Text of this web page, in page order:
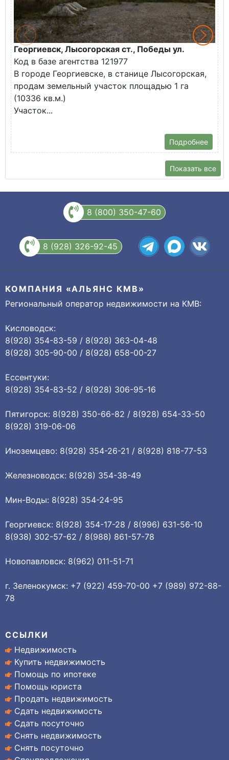
Георгиевск, Лысогорская ст., Победы ул.
Код в базе агентства 121977
В городе Георгиевске, в станице Лысогорская,
продам земельный участок площадью 1 га
(10336 кв.м.)
Участок...
Подробнее
Показать все
8 (800) 350-47-60
8 (928) 326-92-45
КОМПАНИЯ «АЛЬЯНС КМВ»
Региональный оператор недвижимости на КМВ:
Кисловодск:
8(928) 354-83-59 / 8(928) 363-04-48
8(928) 305-90-00 / 8(928) 658-00-27
Ессентуки:
8(928) 354-83-52 / 8(928) 306-95-16
Пятигорск: 8(928) 350-66-82 / 8(928) 654-33-50
8(928) 319-06-06
Иноземцево: 8(928) 354-26-21 / 8(928) 818-77-53
Железноводск: 8(928) 354-38-49
Мин-Воды: 8(928) 354-24-95
Георгиевск: 8(928) 354-17-28 / 8(996) 631-56-10
8(938) 302-57-62 / 8(988) 861-57-78
Новопавловск: 8(962) 011-51-71
г. Зеленокумск: +7 (922) 459-70-00 +7 (989) 972-88-
78
ССЫЛКИ
Недвижимость
Купить недвижимость
Помощь по ипотеке
Помощь юриста
Продать недвижимость
Сдать недвижимость
Сдать посуточно
Снять недвижимость
Снять посуточно